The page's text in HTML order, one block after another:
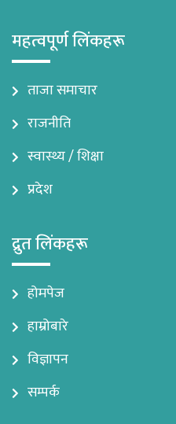
महत्वपूर्ण लिंकहरू
ताजा समाचार
राजनीति
स्वास्थ्य / शिक्षा
प्रदेश
द्रुत लिंकहरू
होमपेज
हाम्रोबारे
विज्ञापन
सम्पर्क